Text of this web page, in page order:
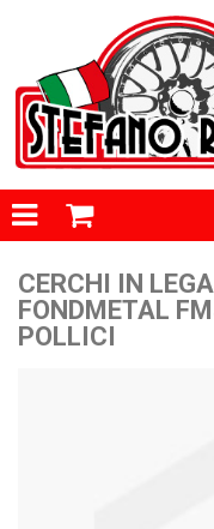
CERCHI IN
FONDMETAL
POLLICI